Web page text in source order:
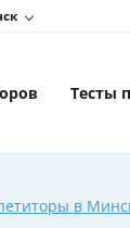
Тесты
в